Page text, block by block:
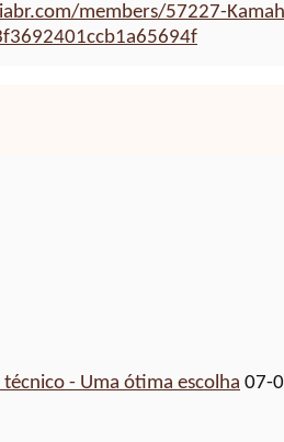
members/57227-
- Uma ótima escolha 07-